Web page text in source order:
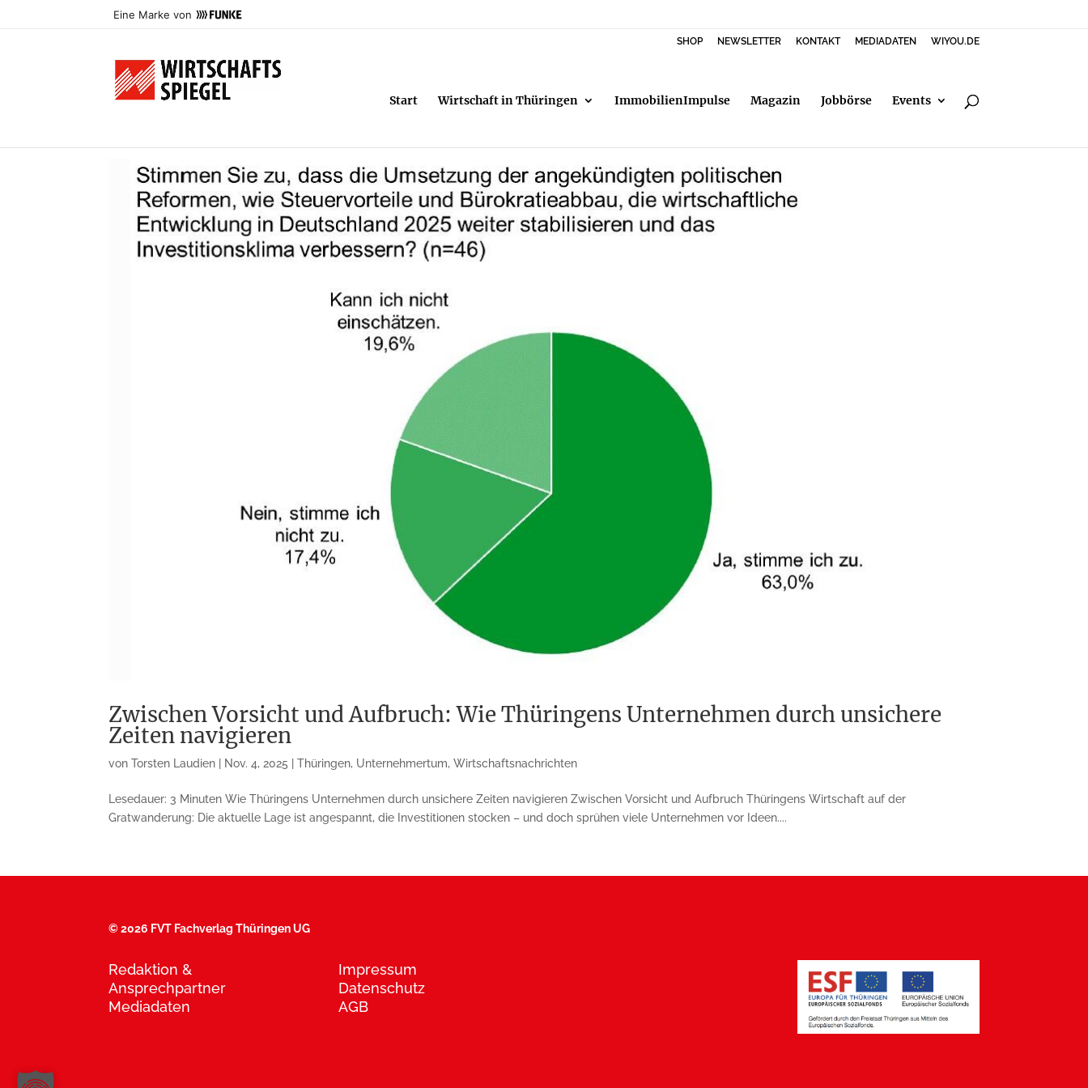
Eine Marke von
SHOP NEWSLETTER KONTAKT MEDIADATEN WIYOU.DE
Start Wirtschaft in Thüringen ImmobilienImpulse Magazin Jobbörse Events
Zwischen Vorsicht und Aufbruch: Wie Thüringens Unternehmen durch unsichere
Zeiten navigieren
vonTorsten Laudien Nov. 4, 2025 |Thüringen, Unternehmertum,Wirtschaftsnachrichten
Lesedauer: 3 Minuten Wie Thüringens Unternehmen durch unsichere Zeiten navigieren Zwischen Vorsicht und Aufbruch Thüringens Wirtschaft auf der
Gratwanderung: Die aktuelle Lage ist angespannt, die Investitionen stocken – und doch sprühen viele Unternehmen vor Ideen....
©2026 FVT Fachverlag Thüringen UG
Redaktion &
Ansprechpartner
Mediadaten
Impressum
Datenschutz
AGB